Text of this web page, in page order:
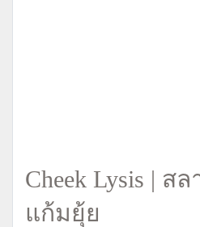
Cheek Lysis | ส
แก้มยุ้ย